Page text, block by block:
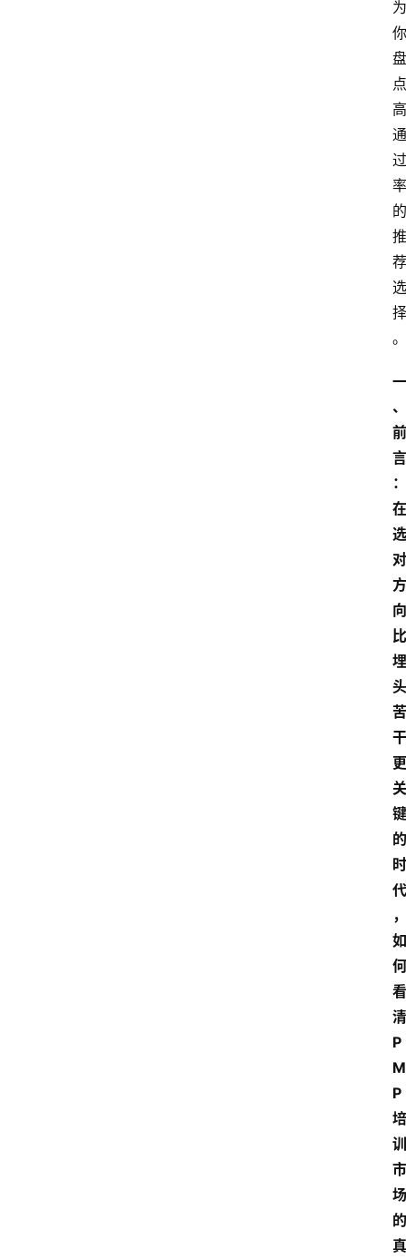
为
你
盘
点
高
通
过
率
的
推
荐
选
择
。
一
、
前
言
：
在
选
对
方
向
比
埋
头
苦
干
更
关
键
的
时
代
，
如
何
看
清
P
M
P
培
训
市
场
的
真